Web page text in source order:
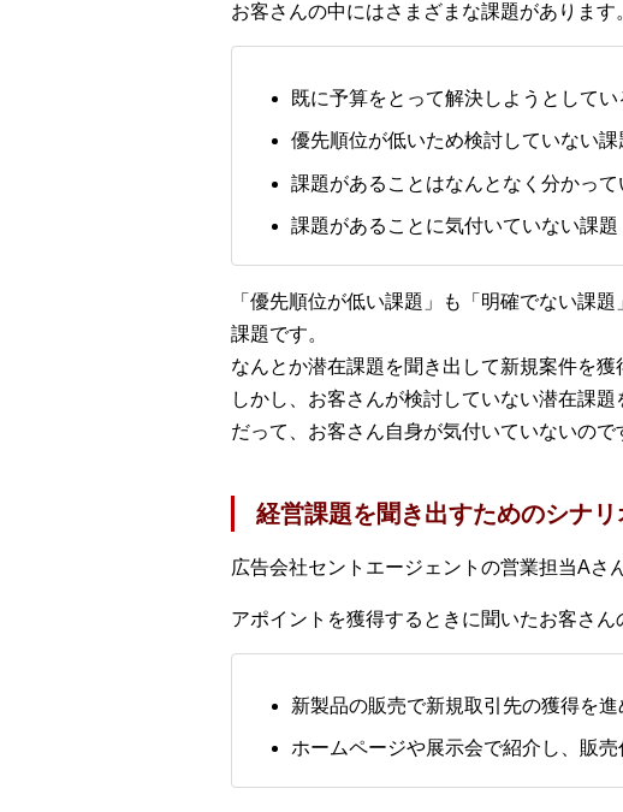
お客さんの中にはさまざまな課題があります
既に予算をとって解決しようとしてい
優先順位が低いため検討していない課
課題があることはなんとなく分かっ
課題があることに気付いていない課題
「優先順位が低い課題」も「明確でない課
課題です。
なんとか潜在課題を聞き出して新規案件を獲
しかし、お客さんが検討していない潜在課題
だって、お客さん自身が気付いていないの
経営課題を聞き出すためのシナ
広告会社セントエージェントの営業担当Aさ
アポイントを獲得するときに聞いたお客さん
新製品の販売で新規取引先の獲得を
ホームページや展示会で紹介し、販